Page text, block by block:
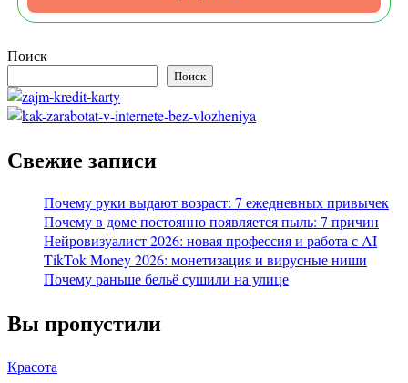
Поиск
Поиск
Свежие записи
Почему руки выдают возраст: 7 ежедневных привычек
Почему в доме постоянно появляется пыль: 7 причин
Нейровизуалист 2026: новая профессия и работа с AI
TikTok Money 2026: монетизация и вирусные ниши
Почему раньше бельё сушили на улице
Вы пропустили
Красота